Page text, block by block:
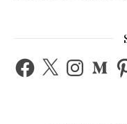
Facebook
X InstagramMedium